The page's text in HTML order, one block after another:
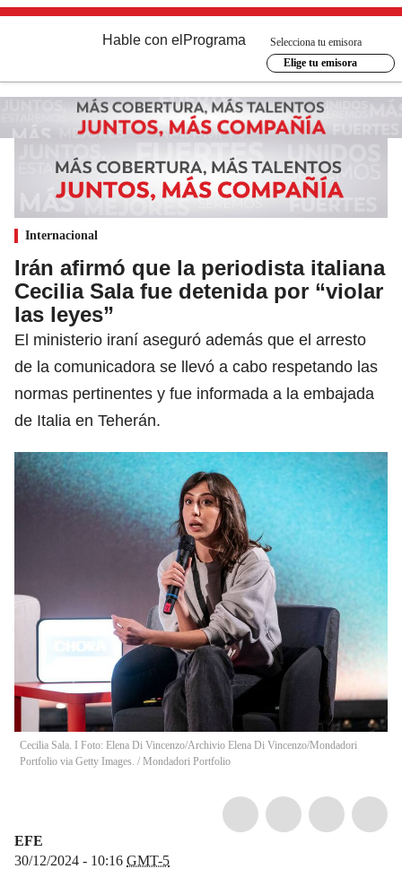
Hable con el Programa
Selecciona tu emisora
Elige tu emisora
Internacional
Irán afirmó que la periodista italiana
Cecilia Sala fue detenida por “violar
las leyes”
El ministerio iraní aseguró además que el arresto
de la comunicadora se llevó a cabo respetando las
normas pertinentes y fue informada a la embajada
de Italia en Teherán.
Cecilia Sala. I Foto: Elena Di Vincenzo/Archivio Elena Di Vincenzo/Mondadori
Portfolio via Getty Images. / Mondadori Portfolio
EFE
30/12/2024 - 10:16 GMT-5